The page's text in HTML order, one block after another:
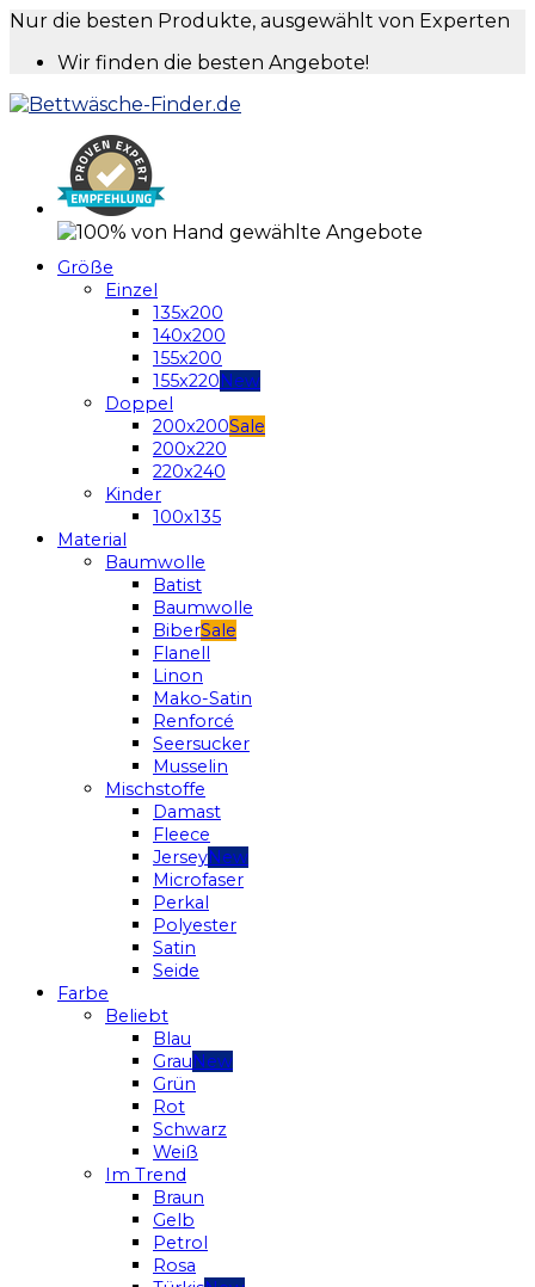
Nur die besten Produkte, ausgewählt von Experten
Wir finden die besten Angebote!
Größe
Einzel
135x200
140x200
155x200
155x220
Doppel
200x200
200x220
220x240
Kinder
100x135
Material
Baumwolle
Batist
Baumwolle
Biber
Flanell
Linon
Mako-Satin
Renforcé
Seersucker
Musselin
Mischstoffe
Damast
Fleece
Jersey
Microfaser
Perkal
Polyester
Satin
Seide
Farbe
Beliebt
Blau
Grau
Grün
Rot
Schwarz
Weiß
Im Trend
Braun
Gelb
Petrol
Rosa